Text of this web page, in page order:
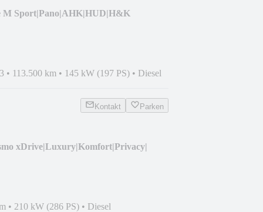
Sport|Pano|AHK|HUD|H&K
• 113.500 km • 145 kW (197 PS) • Diesel
Kontakt Parken
xDrive|Luxury|Komfort|Privacy|
• 210 kW (286 PS) • Diesel